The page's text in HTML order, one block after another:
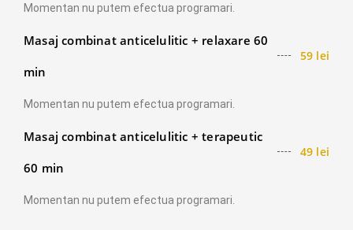
Momentan nu putem efectua programari.
Masaj combinat anticelulitic + relaxare 60
min
59 lei
Momentan nu putem efectua programari.
Masaj combinat anticelulitic + terapeutic
60 min
49 lei
Momentan nu putem efectua programari.